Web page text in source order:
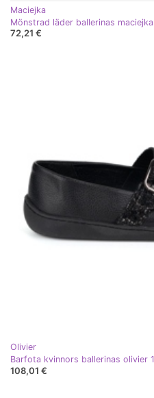
Maciejka
Mönstrad läder ballerinas
72,21 €
Olivier
108,01 €